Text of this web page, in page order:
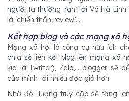
người ta thường nghĩ tới Võ Hà
là ‘chiến thần review’...
Kết hợp blog và các mạng xã
Mạng xã hội là công cụ hữu ích
chia sẻ liên kết blog lên mạng xã
kia là Twitter), Zalo,... blogger sẽ
của mình tới nhiều độc giả hơn.
Nhờ đó lượng truy cập sẽ tăng